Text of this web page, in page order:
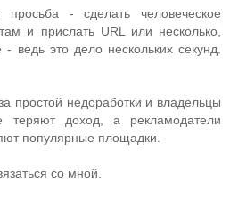
просьба - сделать человеческое
и прислать URL или несколько,
ведь это дело нескольких секунд.
простой недоработки и владельцы
теряют доход, а рекламодатели
популярные площадки.
со мной.